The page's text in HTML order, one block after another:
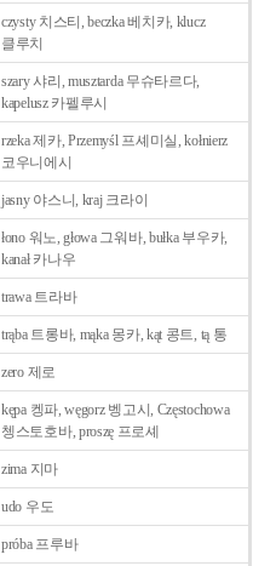
czysty 치스티, beczka 베치카, klucz
클루치
szary 샤리, musztarda 무슈타르다,
kapelusz 카펠루시
rzeka 제카, Przemyśl 프셰미실, kołnierz
코우니에시
jasny 야스니, kraj 크라이
łono 워노, głowa 그워바, bułka 부우카,
kanał 카나우
trawa 트라바
trąba 트롱바, mąka 몽카, kąt 콩트, tą 통
zero 제로
kępa 켕파, węgorz 벵고시, Częstochowa
쳉스토호바, proszę 프로셰
zima 지마
udo 우도
próba 프루바